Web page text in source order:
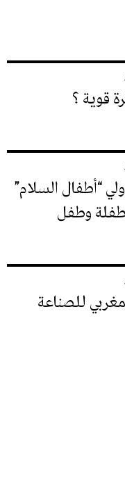
قوية ؟
الدولي “أطفال السلام”
للصناعة